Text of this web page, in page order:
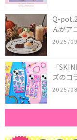
Q-
んがア
ーキア
「か
2025/
「
ズのコ
作コレ
2025/